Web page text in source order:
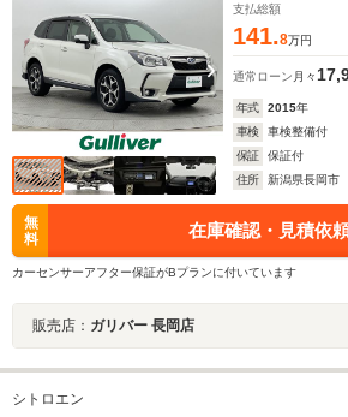
支払総額
141.8万円
通常ローン 月々
年式 2015年
車検
車検整備付
保証
保証付
住所
新潟県長岡市
無
料
在庫確認・見積依
カーセンサーアフター保証がBプランに付いています
販売店： ガリバー 長岡店
シトロエン